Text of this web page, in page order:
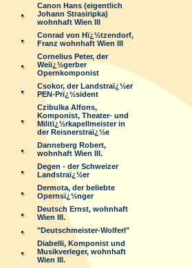
Canon Hans (eigentlich
Johann Strasiripka)
wohnhaft Wien III
Conrad von Hï¿½tzendorf,
Franz wohnhaft Wien III
Cornelius Peter, der
Weiï¿½gerber
Opernkomponist
Csokor, der Landstraï¿½er
PEN-Prï¿½sident
Czibulka Alfons,
Komponist, Theater- und
Militï¿½rkapellmeister in
der Reisnerstraï¿½e
Danneberg Robert,
wohnhaft Wien III.
Degen - der Schweizer
Landstraï¿½er
Dermota, der beliebte
Opernsï¿½nger
Deutsch Ernst, wohnhaft
Wien III.
"Deutschmeister-Wolferl"
Diabelli, Komponist und
Musikverleger, wohnhaft
Wien III.